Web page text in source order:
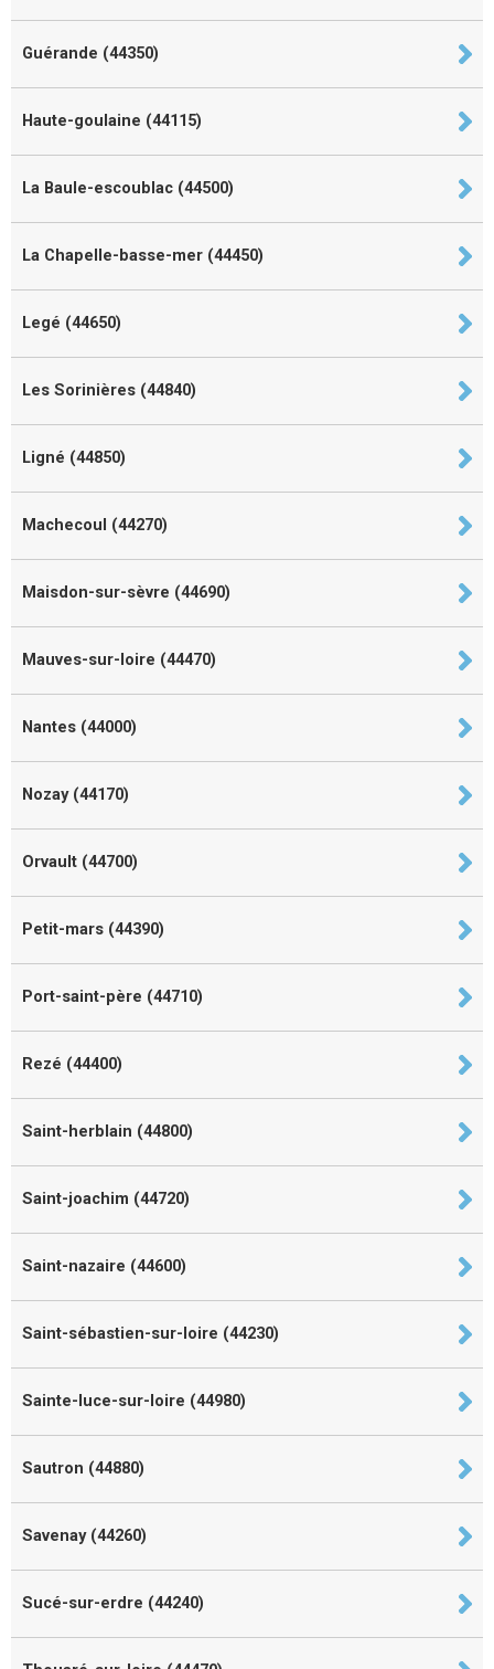
Guérande (44350)
Haute-goulaine (44115)
La Baule-escoublac (44500)
La Chapelle-basse-mer (44450)
Legé (44650)
Les Sorinières (44840)
Ligné (44850)
Machecoul (44270)
Maisdon-sur-sèvre (44690)
Mauves-sur-loire (44470)
Nantes (44000)
Nozay (44170)
Orvault (44700)
Petit-mars (44390)
Port-saint-père (44710)
Rezé (44400)
Saint-herblain (44800)
Saint-joachim (44720)
Saint-nazaire (44600)
Saint-sébastien-sur-loire (44230)
Sainte-luce-sur-loire (44980)
Sautron (44880)
Savenay (44260)
Sucé-sur-erdre (44240)